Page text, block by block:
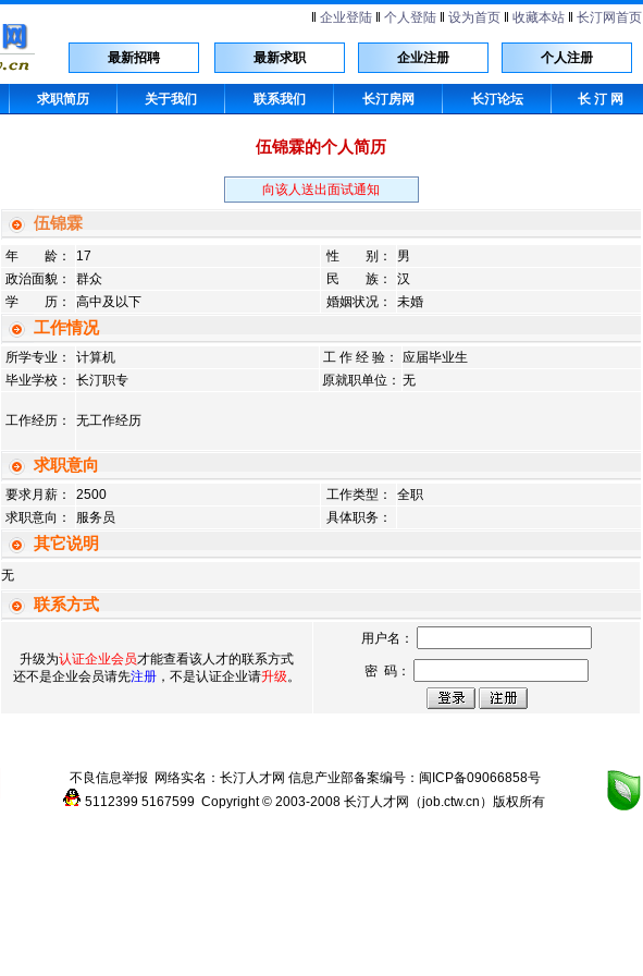
企业登陆 个人登陆 设为首页 收藏本站 长汀网首页
最新招聘 最新求职 企业注册 个人注册
求职简历 关于我们 联系我们 长汀房网 长汀论坛
长 汀 网
伍锦霖的个人简历
向该人送出面试通知
伍锦霖
年 龄： 17 性 别：
男
政治面貌：
群众 民 族：
汉
学 历：
高中及以下 婚姻状况： 未婚
工作情况
所学专业： 计算机 工 作 经 验：
应届毕业生
毕业学校：
长汀职专 原就职单位： 无
工作经历： 无工作经历
求职意向
要求月薪： 2500 工作类型：
全职
求职意向：
服务员 具体职务：
其它说明
无
联系方式
升级为认证企业会员才能查看该人才的联系方式
还不是企业会员请先注册 ，不是认证企业请升级。
用户名：
密 码：
不良信息举报 网络实名： 长汀人才网 信息产业部备案编号： 闽ICP备09066858号
5112399 5167599 Copyright © 2003-2008 长汀人才网 （job.ctw.cn ）版权所有